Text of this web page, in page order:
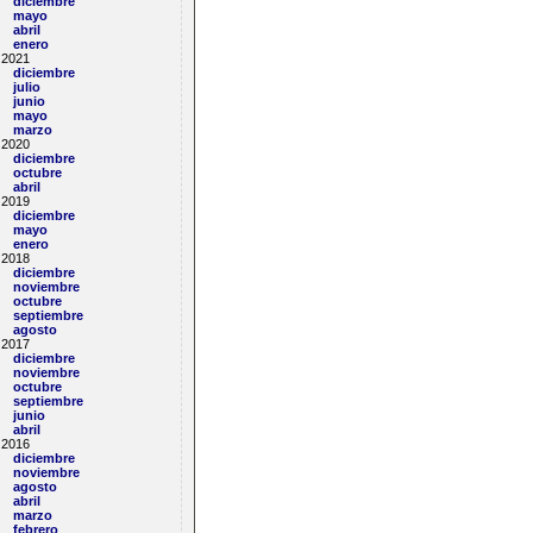
mayo
abril
enero
2021
diciembre
julio
junio
mayo
marzo
2020
diciembre
octubre
abril
2019
diciembre
mayo
enero
2018
diciembre
noviembre
octubre
septiembre
agosto
2017
diciembre
noviembre
octubre
septiembre
junio
abril
2016
diciembre
noviembre
agosto
abril
marzo
febrero